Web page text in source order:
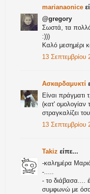
marianaonice
@gregory
Σωστά, τα πολλά
:)))
Καλό μεσημέρι
13 Σεπτεμβρίου
Ασκαρδαμυκτί
Είναι
(κατ' ομολογίαν
στραγκαλίζει
13 Σεπτεμβρίου
Takiz είπε...
-καλημέρα
-.....
- το διάβασα....
συμφωνώ με